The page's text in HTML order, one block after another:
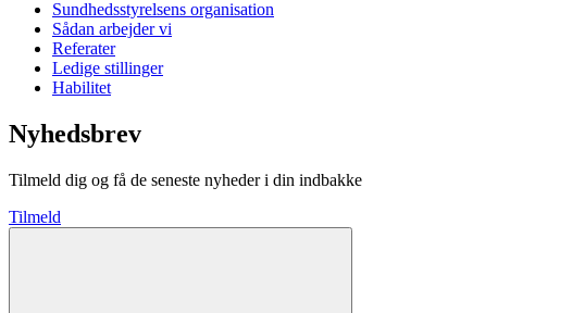
Sundhedsstyrelsens organisation
Sådan arbejder vi
Referater
Ledige stillinger
Habilitet
Nyhedsbrev
Tilmeld dig og få de seneste nyheder i din indbakke
Tilmeld